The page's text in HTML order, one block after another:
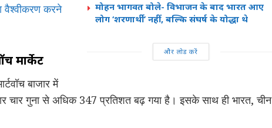
मोहन भागवत बोले- विभाजन के बाद भारत आए
लोग ‘शरणार्थी’ नहीं, बल्कि संघर्ष के योद्धा थे
और लोड करें
वैश्वीकरण करने
मार्केट
बाजार में
चार गुना से अधिक 347 प्रतिशत बढ़ गया है। इसके साथ ही भारत, चीन